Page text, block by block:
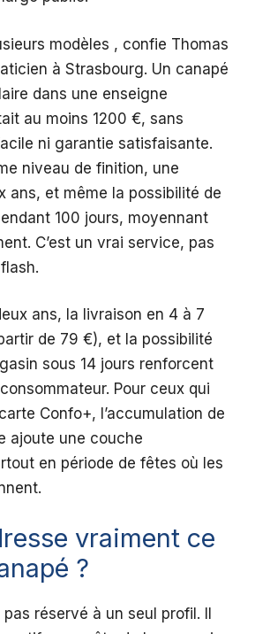
modèles , confie Thomas
à Strasbourg. Un canapé
dans une enseigne
au moins 1200 €, sans
ni garantie satisfaisante.
niveau de finition, une
ans, et même la possibilité de
100 jours, moyennant
C’est un vrai service, pas
ans, la livraison en 4 à 7
de 79 €), et la possibilité
sous 14 jours renforcent
Pour ceux qui
Confo+, l’accumulation de
ajoute une couche
en période de fêtes où les
vraiment ce
?
pas réservé à un seul profil. Il